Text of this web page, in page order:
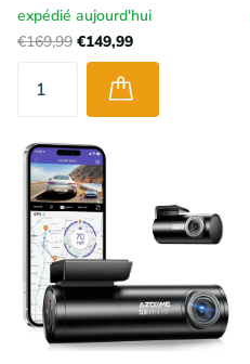
expédié aujourd'hui
€169,99 €149,99